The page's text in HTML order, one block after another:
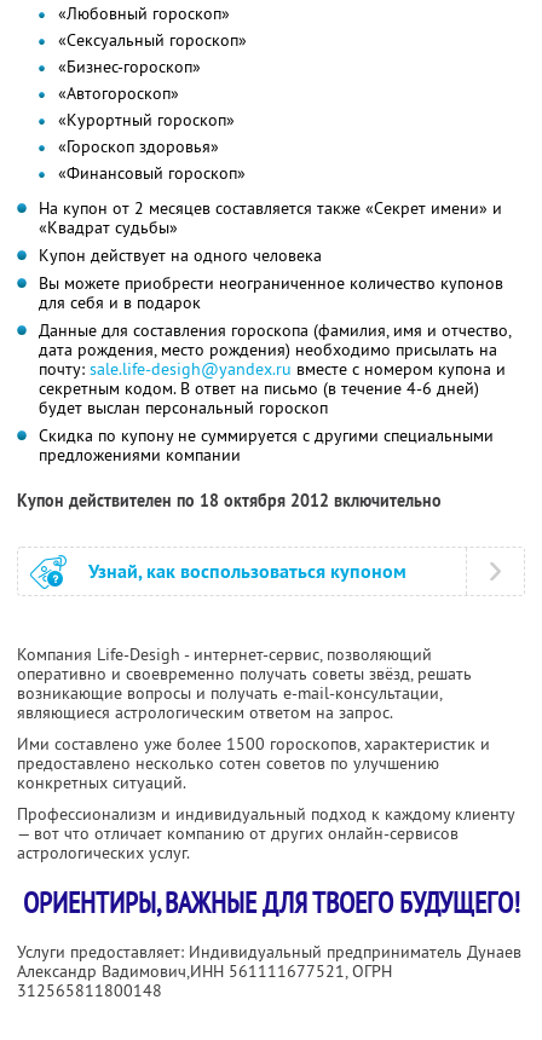
«Любовный гороскоп»
«Сексуальный гороскоп»
«Бизнес-гороскоп»
«Автогороскоп»
«Курортный гороскоп»
«Гороскоп здоровья»
«Финансовый гороскоп»
На купон от 2 месяцев составляется также «Секрет имени» и
«Квадрат судьбы»
Купон действует на одного человека
Вы можете приобрести неограниченное количество купонов
для себя и в подарок
Данные для составления гороскопа (фамилия, имя и отчество,
дата рождения, место рождения) необходимо присылать на
почту: sale.life-desigh@yandex.ru вместе с номером купона и
секретным кодом. В ответ на письмо (в течение 4-6 дней)
будет выслан персональный гороскоп
Скидка по купону не суммируется с другими специальными
предложениями компании
Купон действителен по 18 октября 2012 включительно
Узнай, как воспользоваться купоном
Компания Life-Desigh - интернет-сервис, позволяющий
оперативно и своевременно получать советы звёзд, решать
возникающие вопросы и получать e-mail-консультации,
являющиеся астрологическим ответом на запрос.
Ими составлено уже более 1500 гороскопов, характеристик и
предоставлено несколько сотен советов по улучшению
конкретных ситуаций.
Профессионализм и индивидуальный подход к каждому клиенту
— вот что отличает компанию от других онлайн-сервисов
астрологических услуг.
ОРИЕНТИРЫ, ВАЖНЫЕ ДЛЯ ТВОЕГО БУДУЩЕГО!
Услуги предоставляет: Индивидуальный предприниматель Дунаев
Александр Вадимович,ИНН 561111677521, ОГРН
312565811800148